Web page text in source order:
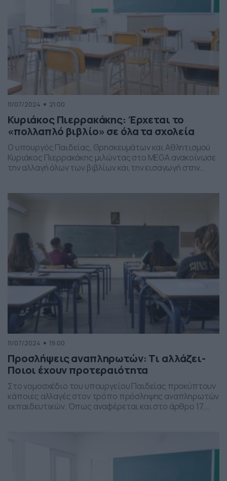
11/07/2024 21:00
Κυριάκος Πιερρακάκης: Έρχεται το
«πολλαπλό βιβλίο» σε όλα τα σχολεία
Ο υπουργός Παιδείας, Θρησκευμάτων και Αθλητισμού
Κυριάκος Πιερρακάκης μιλώντας στο MEGA ανακοίνωσε
την αλλαγή όλων των βιβλίων και την εισαγωγή στην
βιβλία». Συγκεκριμένα δήλωσε: «Θα αλλάξουν όλα τα
βιβλία στην σχολική εκπαίδευση. Θα εισαχθεί το
11/07/2024 19:00
Προσλήψεις αναπληρωτών: Τι αλλάζει-
Ποιοι έχουν προτεραιότητα
Στο νομοσχέδιο του υπουργείου Παιδείας προκύπτουν
κάποιες αλλαγές στον τρόπο πρόσληψης αναπληρωτών
εκπαιδευτικών. Όπως αναφέρεται και στο άρθρο 17,
εκπαιδευτικών που δεν συμπληρώνουν το υποχρεωτικό